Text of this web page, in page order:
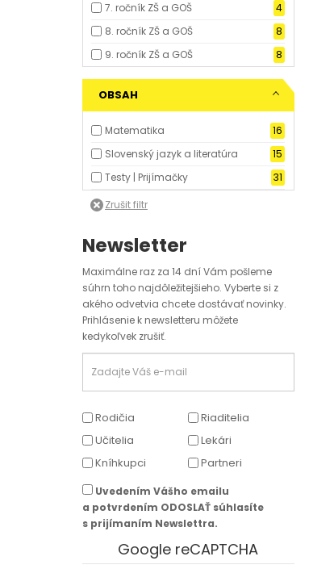
7. ročník ZŠ a GOŠ
4
8. ročník ZŠ a GOŠ
8
9. ročník ZŠ a GOŠ
8
OBSAH
Matematika
16
Slovenský jazyk a literatúra
15
Testy | Prijímačky
31
Newsletter
Maximálne raz za 14 dní Vám pošleme
súhrn toho najdôležitejšieho. Vyberte si z
akého odvetvia chcete dostávať novinky.
Prihlásenie k newsletteru môžete
kedykoľvek zrušiť.
Rodičia
Riaditelia
Učitelia
Lekári
Kníhkupci
Partneri
Uvedením Vášho emailu
a potvrdením ODOSLAŤ súhlasíte
s prijímaním Newslettra.
Google reCAPTCHA